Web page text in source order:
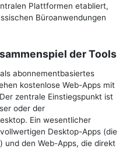
Plattformen etabliert,
Büroanwendungen
der Tools
abonnementbasiertes
kostenlose Web-Apps mit
zentrale Einstiegspunkt ist
oder der
Ein wesentlicher
Desktop-Apps (die
und den Web-Apps, die direkt